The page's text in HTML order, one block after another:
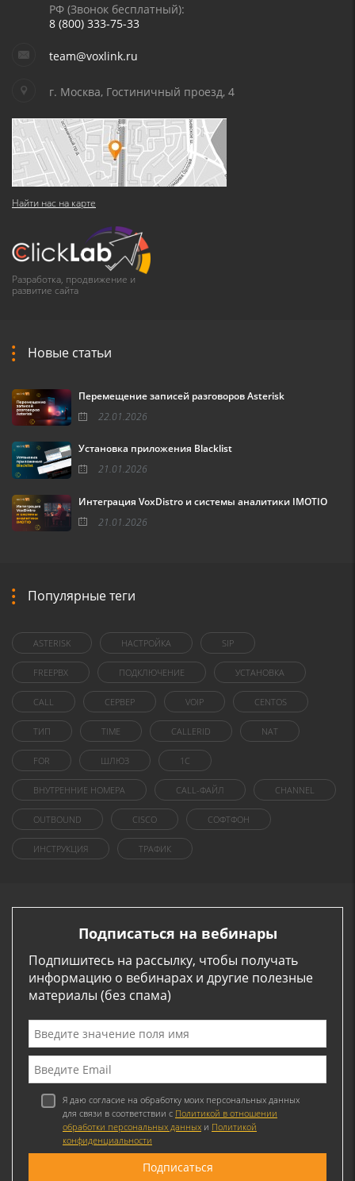
РФ (Звонок бесплатный):
8 (800) 333-75-33
team@voxlink.ru
г. Москва, Гостиничный проезд, 4
Найти нас на карте
Разработка, продвижение и
развитие сайта
Новые статьи
Перемещение записей разговоров Asterisk
22.01.2026
Установка приложения Blacklist
21.01.2026
Интеграция VoxDistro и системы аналитики IMOTIO
21.01.2026
Популярные теги
ASTERISK НАСТРОЙКА SIP
FREEPBX ПОДКЛЮЧЕНИЕ УСТАНОВКА
CALL СЕРВЕР VOIP CENTOS
ТИП TIME CALLERID NAT
FOR ШЛЮЗ 1C
ВНУТРЕННИЕ НОМЕРА CALL-ФАЙЛ CHANNEL
OUTBOUND CISCO СОФТФОН
ИНСТРУКЦИЯ ТРАФИК
Подписаться на вебинары
Подпишитесь на рассылку, чтобы получать
информацию о вебинарах и другие полезные
материалы (без спама)
Я даю согласие на обработку моих персональных данных
для связи в соответствии с Политикой в отношении
обработки персональных данных и Политикой
конфиденциальности